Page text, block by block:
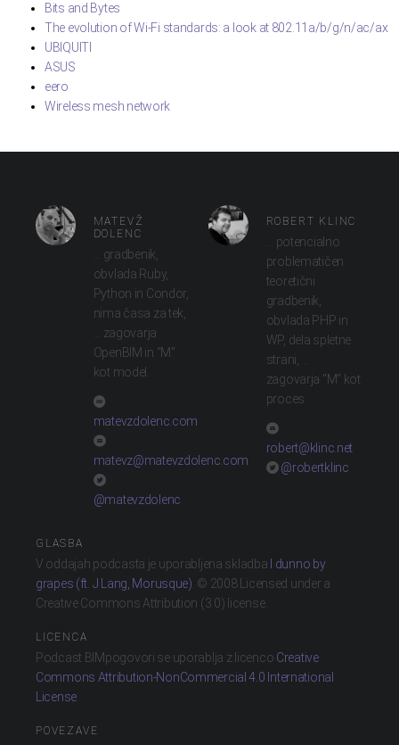
Bits and Bytes
The evolution of Wi-Fi standards: a look at 802.11a/b/g/n/ac/ax
UBIQUITI
ASUS
eero
Wireless mesh network
MATEVŽ
DOLENC
... gradbenik,
obvlada Ruby,
Python in Condor,
nima časa za tek,
... zagovarja
OpenBIM in "M"
kot model.
matevzdolenc.com
matevz@matevzdolenc.com
@matevzdolenc
ROBERT KLINC
... potencialno
problematičen
teoretični
gradbenik,
obvlada PHP in
WP, dela spletne
strani, ...
zagovarja "M" kot
proces.
robert@klinc.net
@robertklinc
GLASBA
V oddajah podcasta je uporabljena skladba
I dunno by
grapes (ft. J Lang, Morusque) . © 2008 Licensed under a
Creative Commons Attribution (3.0) license.
LICENCA
Podcast BIMpogovori se uporablja z licenco Creative
Commons Attribution-NonCommercial 4.0 International
License
POVEZAVE